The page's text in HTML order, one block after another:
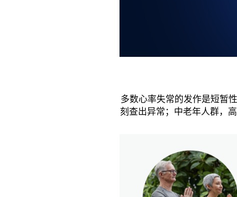
多数心率失常的发作是短暂
刻查出异常；中老年人群，